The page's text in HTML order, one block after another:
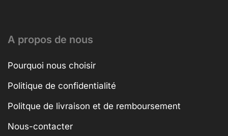
A propos de nous
Pourquoi nous choisir
Politique de confidentialité
Politque de livraison et de remboursement
Nous-contacter